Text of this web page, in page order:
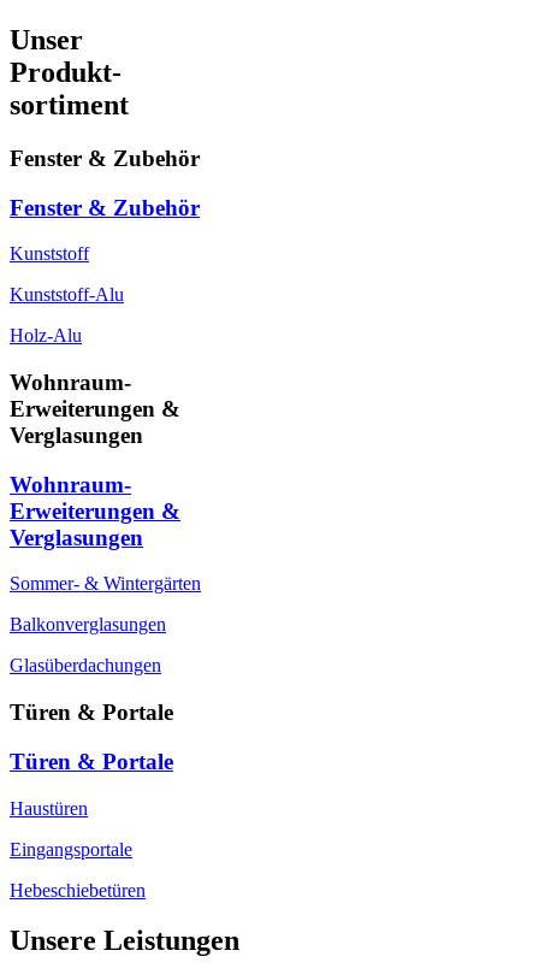
Unser
Produkt-
sortiment
Fenster & Zubehör
Fenster & Zubehör
Kunststoff
Kunststoff-Alu
Holz-Alu
Wohnraum-
Erweiterungen &
Verglasungen
Wohnraum-
Erweiterungen &
Verglasungen
Sommer- & Wintergärten
Balkonverglasungen
Glasüberdachungen
Türen & Portale
Türen & Portale
Haustüren
Eingangsportale
Hebeschiebetüren
Unsere Leistungen